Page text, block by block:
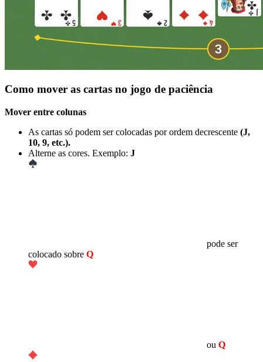
Como mover as cartas no jogo de paciência
Mover entre colunas
As cartas só podem ser colocadas por ordem decrescente (J,
10, 9, etc.).
Alterne as cores. Exemplo: J
pode ser
colocado sobre Q
ou Q